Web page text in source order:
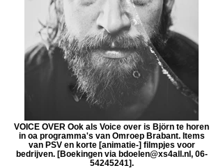
VOICE OVER Ook als Voice over is Björn te horen
in oa programma's van Omroep Brabant. Items
van PSV en korte [animatie-] filmpjes voor
bedrijven. [Boekingen via bdoelen@xs4all.nl, 06-
54245241].